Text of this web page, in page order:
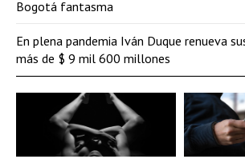
Bogotá fantasma
En plena pandemia Iván Duque renueva
más de $ 9 mil 600 millones